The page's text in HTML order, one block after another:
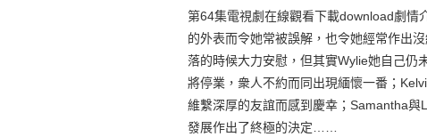
第64集電視劇在線觀看下載download劇情
的外表而令她常被誤解，也令她經常作出
落的時候大力安慰，但其實Wylie她自己
將停業，衆人不約而同出現緬懷一番；
維繫深厚的友誼而感到慶幸；Samantha
發展作出了終極的決定……